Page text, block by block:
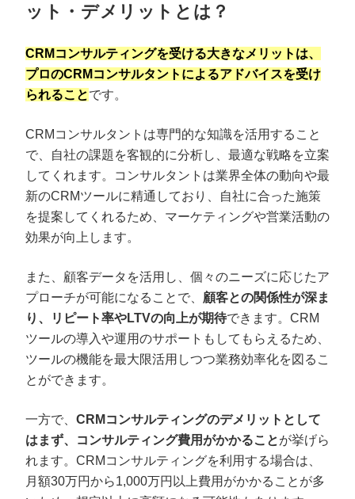
ット・デメリットとは？
CRMコンサルティングを受ける大きなメリットは、
プロのCRMコンサルタントによるアドバイスを受け
られることです。
CRMコンサルタントは専門的な知識を活用すること
で、自社の課題を客観的に分析し、最適な戦略を立案
してくれます。コンサルタントは業界全体の動向や最
新のCRMツールに精通しており、自社に合った施策
を提案してくれるため、マーケティングや営業活動の
効果が向上します。
また、顧客データを活用し、個々のニーズに応じたア
プローチが可能になることで、 顧客との関係性が深ま
り、リピート率やLTVの向上が期待できます。CRM
ツールの導入や運用のサポートもしてもらえるため、
ツールの機能を最大限活用しつつ業務効率化を図るこ
とができます。
一方で、 CRMコンサルティングのデメリットとして
はまず、コンサルティング費用がかかることが挙げら
れます。CRMコンサルティングを利用する場合は、
月額30万円から1,000万円以上費用がかかることが多